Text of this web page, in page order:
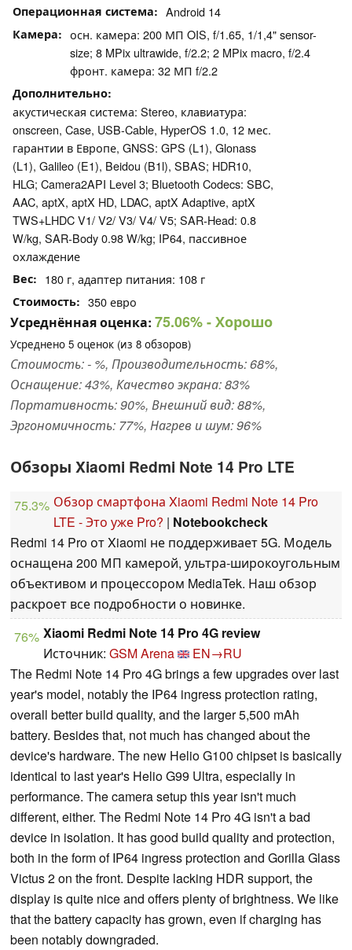
Операционная система Android 14
Камера
осн. камера: 200 МП OIS, f/1.65, 1/1,4" sensor-
size; 8 MPix ultrawide, f/2.2; 2 MPix macro, f/2.4
фронт. камера: 32 МП f/2.2
Дополнительно
акустическая система: Stereo, клавиатура:
onscreen, Case, USB-Cable, HyperOS 1.0, 12 мес.
гарантии в Европе, GNSS: GPS (L1), Glonass
(L1), Galileo (E1), Beidou (B1l), SBAS; HDR10,
HLG; Camera2API Level 3; Bluetooth Codecs: SBC,
AAC, aptX, aptX HD, LDAC, aptX Adaptive, aptX
TWS+LHDC V1/ V2/ V3/ V4/ V5; SAR-Head: 0.8
W/kg, SAR-Body 0.98 W/kg; IP64, пассивное
охлаждение
Вес 180 г, адаптер питания: 108 г
Стоимость 350 евро
Усреднённая оценка: 75.06%- Хорошо
Усреднено 5 оценок (из 8 обзоров)
Стоимость: - %, Производительность: 68%,
Оснащение: 43%, Качество экрана: 83%
Портативность: 90%, Внешний вид: 88%,
Эргономичность: 77%, Нагрев и шум: 96%
Обзоры Xiaomi Redmi Note 14 Pro LTE
75.3% Обзор смартфона Xiaomi Redmi Note 14 Pro
LTE - Это уже Pro? | Notebookcheck
Redmi 14 Pro от Xiaomi не поддерживает 5G. Модель
оснащена 200 МП камерой, ультра-широкоугольным
объективом и процессором MediaTek. Наш обзор
раскроет все подробности о новинке.
76% Xiaomi Redmi Note 14 Pro 4G review
Источник: GSM Arena
EN→RU
The Redmi Note 14 Pro 4G brings a few upgrades over last
year's model, notably the IP64 ingress protection rating,
overall better build quality, and the larger 5,500 mAh
battery. Besides that, not much has changed about the
device's hardware. The new Helio G100 chipset is basically
identical to last year's Helio G99 Ultra, especially in
performance. The camera setup this year isn't much
different, either. The Redmi Note 14 Pro 4G isn't a bad
device in isolation. It has good build quality and protection,
both in the form of IP64 ingress protection and Gorilla Glass
Victus 2 on the front. Despite lacking HDR support, the
display is quite nice and offers plenty of brightness. We like
that the battery capacity has grown, even if charging has
been notably downgraded.